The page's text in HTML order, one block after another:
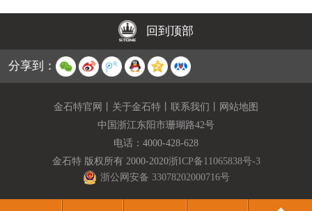
回到顶部
分享到：
金石特官网 关于金石特 联系我们
网站地图
中国浙江东阳市珊瑚路42号
电话： 4000-428-628
金石特 版权所有 2000-2020浙ICP备11065838号-3
浙公网安备 33078202000716号